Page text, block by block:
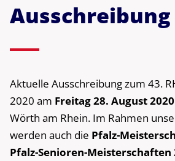
Ausschreibung
Aktuelle Ausschreibung zum 43.
2020 am Freitag 28. August 2020
Wörth am Rhein. Im Rahmen
werden auch die Pfalz-
Pfalz-Senioren-Meisterschaften